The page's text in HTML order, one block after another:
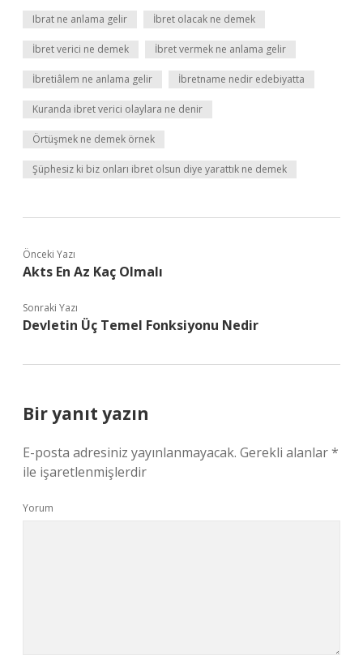
Ibrat ne anlama gelir İbret olacak ne demek
İbret verici ne demek İbret vermek ne anlama gelir
İbretiâlem ne anlama gelir İbretname nedir edebiyatta
Kuranda ibret verici olaylara ne denir
Örtüşmek ne demek örnek
Şüphesiz ki biz onları ibret olsun diye yarattık ne demek
Önceki Yazı
Akts En Az Kaç Olmalı
Sonraki Yazı
Devletin Üç Temel Fonksiyonu Nedir
Bir yanıt yazın
E-posta adresiniz yayınlanmayacak. Gerekli alanlar*
ile işaretlenmişlerdir
Yorum